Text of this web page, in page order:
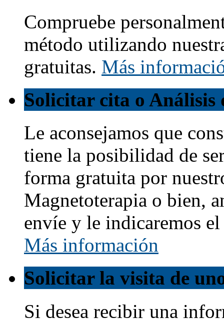
Compruebe
método utilizando
gratuitas. Más
Solicitar cita o Análisis
Le aconsejamos que
tiene la posibilidad de
forma gratuita por
Magnetoterapia o bien,
envíe y le indicaremos
Más información
Solicitar la visita de
Si desea recibir una